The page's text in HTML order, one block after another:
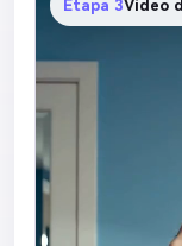
remoção
caminhos
naturalmente
gradualmente
planos
cabeça,
cabeludo,
natural da
Etapa 3Vídeo